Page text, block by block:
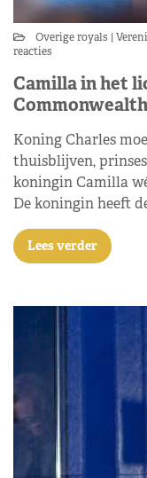
Overige royals
reacties
Camilla in het
Koning Charles
thuisblijven,
koningin Camilla
De koningin heeft
Lees verder